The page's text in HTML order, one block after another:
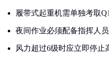
履带式起重机需单独考取
夜间作业必须配备指挥人
风力超过6级时应立即停止